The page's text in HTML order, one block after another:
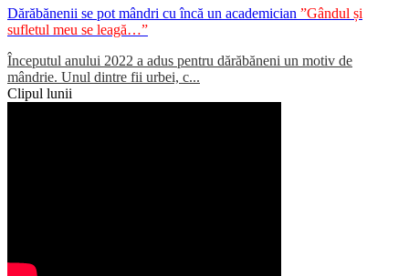
Dărăbănenii se pot mândri cu încă un academician ”Gândul și
sufletul meu se leagă…”
Începutul anului 2022 a adus pentru dărăbăneni un motiv de
mândrie. Unul dintre fii urbei, c...
Clipul lunii